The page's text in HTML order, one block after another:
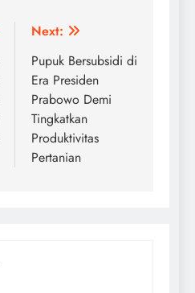
Next:
Pupuk Bersubsidi di
Era Presiden
Prabowo Demi
Tingkatkan
Produktivitas
Pertanian